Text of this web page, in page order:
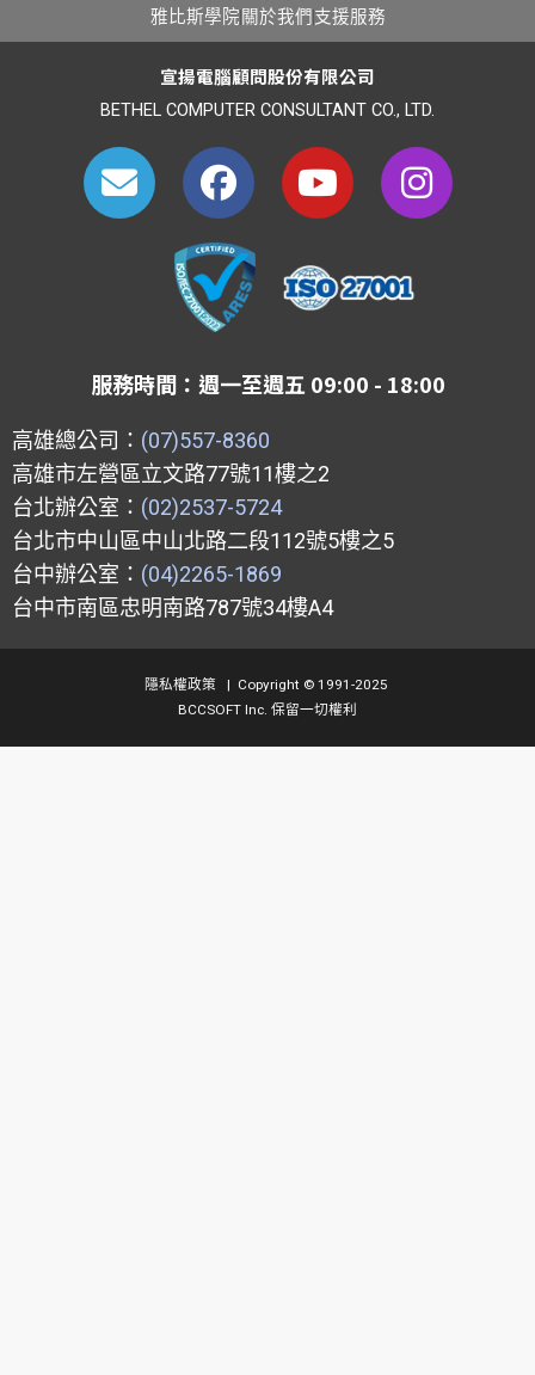
雅比斯學院關於我們支援服務
宣揚電腦顧問股份有限公司
BETHEL COMPUTER CONSULTANT CO., LTD.
E
n
v
p
F
a
c
e
b
o
o
Y
o
u
t
u
e
I
n
s
r
服務時間：週一至週五 09:00 - 18:00
高雄總公司： (07)557-8360
高雄市左營區立文路77號11樓之2
台北辦公室： (02)2537-5724
台北市中山區中山北路二段112號5樓之5
台中辦公室： (04)2265-1869
台中市南區忠明南路787號34樓A4
隱私權政策 | Copyright © 1991-2025
BCCSOFT Inc. 保留一切權利